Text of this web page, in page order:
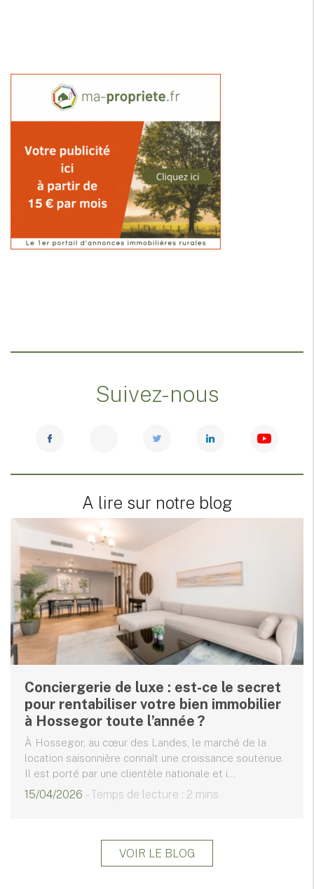
Suivez-nous
A lire sur notre blog
Conciergerie de luxe : est-ce le secret
pour rentabiliser votre bien immobilier
à Hossegor toute l’année ?
À Hossegor, au cœur des Landes, le marché de la
location saisonnière connaît une croissance soutenue.
Il est porté par une clientèle nationale et i...
15/04/2026 - Temps de lecture : 2 mins
VOIR LE BLOG